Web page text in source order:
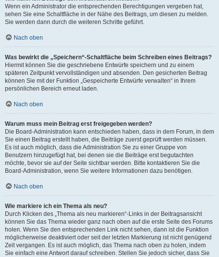
Wenn ein Administrator die entsprechenden Berechtigungen vergeben hat,
sehen Sie eine Schaltfläche in der Nähe des Beitrags, um diesen zu melden.
Sie werden dann durch die weiteren Schritte geführt.
Nach oben
Was bewirkt die „Speichern“-Schaltfläche beim Schreiben eines Beitrags?
Hiermit können Sie die geschriebene Entwürfe speichern und zu einem
späteren Zeitpunkt vervollständigen und absenden. Den gesicherten Beitrag
können Sie mit der Funktion „Gespeicherte Entwürfe verwalten“ in Ihrem
persönlichen Bereich erneut laden.
Nach oben
Warum muss mein Beitrag erst freigegeben werden?
Die Board-Administration kann entschieden haben, dass in dem Forum, in dem
Sie einen Beitrag erstellt haben, die Beiträge zuerst geprüft werden müssen.
Es ist auch möglich, dass die Administration Sie zu einer Gruppe von
Benutzern hinzugefügt hat, bei denen sie die Beiträge erst begutachten
möchte, bevor sie auf der Seite sichtbar werden. Bitte kontaktieren Sie die
Board-Administration, wenn Sie weitere Informationen dazu benötigen.
Nach oben
Wie markiere ich ein Thema als neu?
Durch Klicken des „Thema als neu markieren“-Links in der Beitragsansicht
können Sie das Thema wieder ganz nach oben auf die erste Seite des Forums
holen. Wenn Sie den entsprechenden Link nicht sehen, dann ist die Funktion
möglicherweise deaktiviert oder seit der letzten Markierung ist nicht genügend
Zeit vergangen. Es ist auch möglich, das Thema nach oben zu holen, indem
Sie einfach eine Antwort darauf schreiben. Stellen Sie jedoch sicher, dass Sie